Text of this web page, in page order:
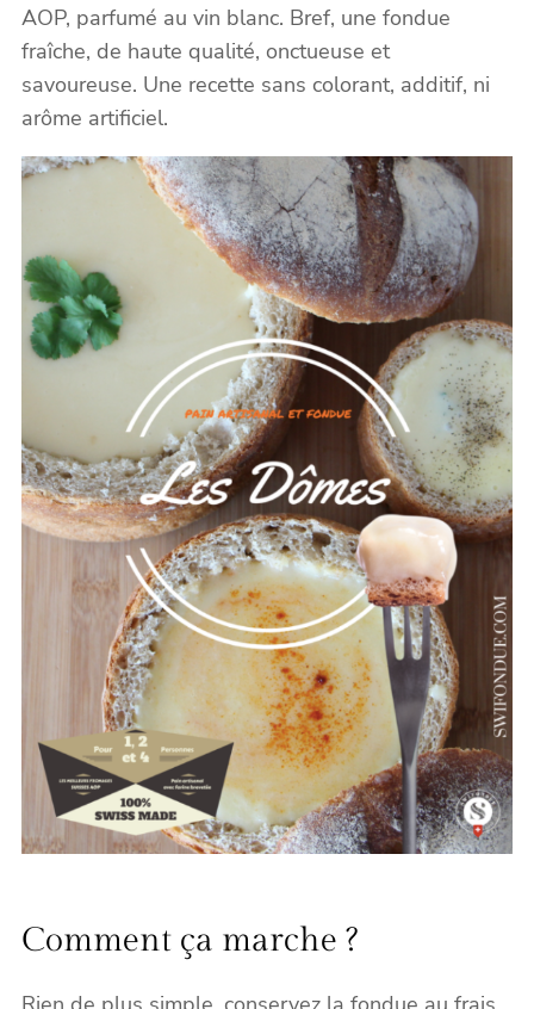
AOP, parfumé au vin blanc. Bref, une fondue
fraîche, de haute qualité, onctueuse et
savoureuse. Une recette sans colorant, additif, ni
arôme artificiel.
Comment ça marche ?